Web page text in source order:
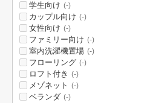
学生向け (-)
カップル向け (-)
女性向け (-)
ファミリー向け (-)
室内洗濯機置場 (-)
フローリング (-)
ロフト付き (-)
メゾネット (-)
ベランダ (-)